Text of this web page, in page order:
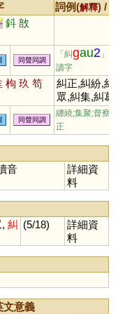
詞例(解釋) /
鈄 敨
同聲同調
「糾gau2 」
讀字
枸 玖 笱
糾正,糾紛,糾
眾,糾集,糾葛,
糾察,糾彈,糾
謬,糾纏
同聲同調
纏繞;集聚;督察;
正
音
詳細資
料
糾 (5/18)
詳細資
料
文意義